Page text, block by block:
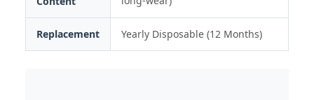
Replacement Yearly Disposable (12 Months)